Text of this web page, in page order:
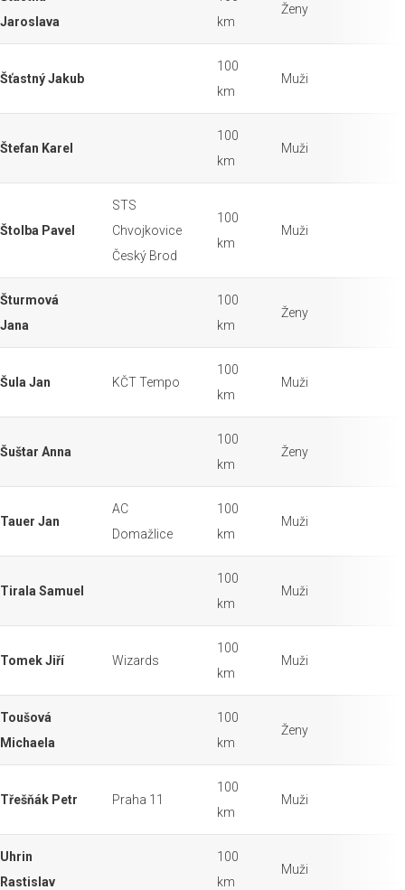
Jaroslava
km
Ženy
Šťastný Jakub
100
km
Muži
Štefan Karel
100
km
Muži
Štolba Pavel
STS
Chvojkovice
Český Brod
100
km
Muži
Šturmová
Jana
100
km
Ženy
Šula Jan KČT Tempo
100
km
Muži
Šuštar Anna
100
km
Ženy
Tauer Jan
AC
Domažlice
100
km
Muži
Tirala Samuel
100
km
Muži
Tomek Jiří Wizards
100
km
Muži
Toušová
Michaela
100
km
Ženy
Třešňák Petr Praha 11
100
km
Muži
Uhrin
Rastislav
100
km
Muži